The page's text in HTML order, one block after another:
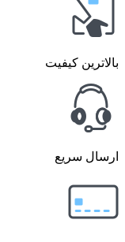
بالاترین کیفیت
ارسال سریع